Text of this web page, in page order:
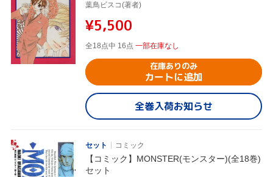
葉鳥ビスコ(著者)
¥5,500
全18点中 16点 一部在庫なし
在庫ありのみ
カートに追加
全巻入荷お知らせ
セット コミック
【コミック】MONSTER(モンスター)(全18巻)
セット